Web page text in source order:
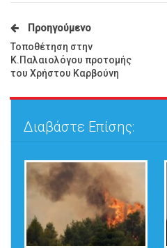
Προηγούμενο
Τοποθέτηση στην
Κ.Παλαιολόγου προτομής
του Χρήστου Καρβούνη
Διαβάστε Επίσης: